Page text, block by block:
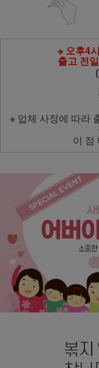
※ 오후4
출고 전
※ 업체 사정에 따라
이 점